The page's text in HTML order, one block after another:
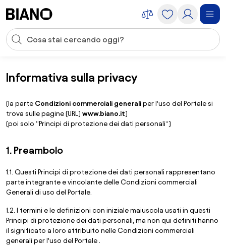
Input della ricerca
Informativa sulla privacy
Termini di utilizzo di Biano.it Informativa sulla privacy
(la parte Condizioni commerciali generali per l’uso del Portale si
trova sulle pagine (URL) www.biano.it)
(poi solo “Principi di protezione dei dati personali”)
1. Preambolo
1.1. Questi Principi di protezione dei dati personali rappresentano
parte integrante e vincolante delle Condizioni commerciali
Generali di uso del Portale.
1.2. I termini e le definizioni con iniziale maiuscola usati in questi
Principi di protezione dei dati personali, ma non qui definiti hanno
il significato a loro attribuito nelle Condizioni commerciali
generali per l’uso del Portale .